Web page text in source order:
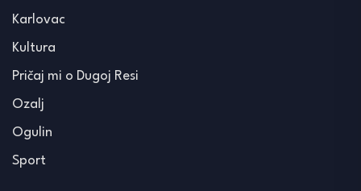
Karlovac
Kultura
Pričaj mi o Dugoj Resi
Ozalj
Ogulin
Sport